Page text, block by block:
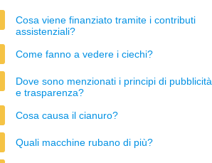
Cosa viene finanziato tramite i contributi
assistenziali?
Come fanno a vedere i ciechi?
Dove sono menzionati i principi di pubblicità
e trasparenza?
Cosa causa il cianuro?
Quali macchine rubano di più?